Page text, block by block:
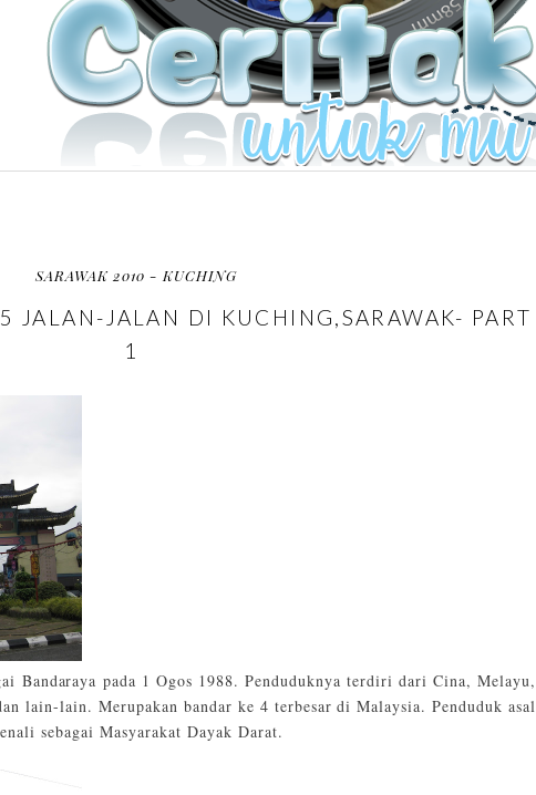
SARAWAK 2010 - KUCHING
JALAN-JALAN DI KUCHING,SARAWAK- PART
1
Bandaraya pada 1 Ogos 1988. Penduduknya terdiri dari Cina, Melayu,
lain-lain. Merupakan bandar ke 4 terbesar di Malaysia. Penduduk asal
sebagai Masyarakat Dayak Darat.